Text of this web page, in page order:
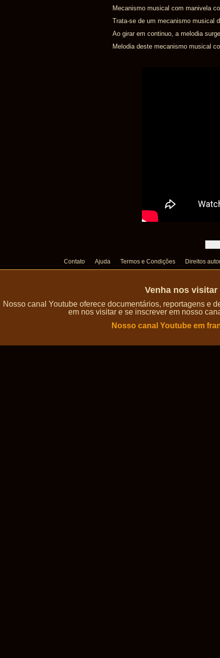
Mecanismo musical com manivela
Trata-se de um mecanismo musical
Ao girar em continuo, a melodia
Melodia deste mecanismo musical
Contato Ajuda Termos e Condições Direitos
Venha nos
Nosso canal Youtube oferece documentários, reportagens e
em nos visitar e se inscrever em nosso
Nosso canal Youtube em